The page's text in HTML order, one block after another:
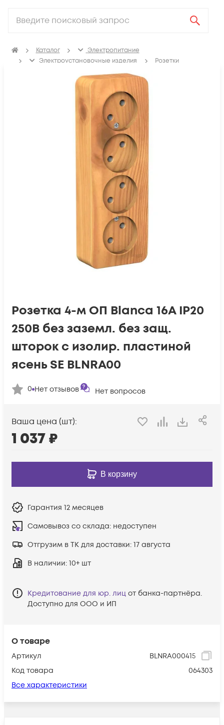
Каталог
Электропитание
Электроустановочные изделия
Розетки
О товаре
Артикул
BLNRA000415
Код товара
064303
Все характеристики
Розетка 4-м ОП Blanca 16А IP20
250В без заземл. без защ.
шторок с изолир. пластиной
ясень SE BLNRA00
0 Нет отзывов Нет вопросов
Ваша цена (шт):
1 037₽
В корзину
Гарантия 12 месяцев
Самовывоз со склада: недоступен
Отгрузим в ТК для доставки: 17 августа
В наличии: 10+ шт
Кредитование для юр. лиц от банка-партнёра.
Доступно для ООО и ИП